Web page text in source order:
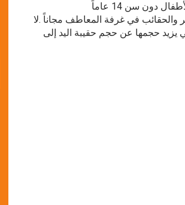
دون سن 14 عاماً
في غرفة المعاطف مجاناً .لا
يزيد حجمها عن حجم حقيبة اليد إلى